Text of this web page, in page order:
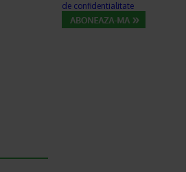
de confidentialitate